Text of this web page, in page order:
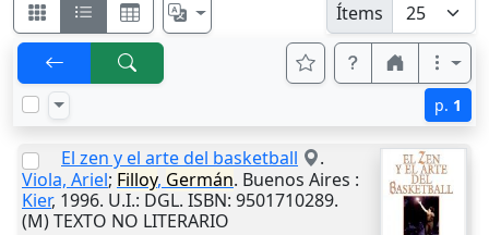
Ítems
p. 1
El zen y el arte del basketball
.
Viola, Ariel; Filloy, Germán. Buenos Aires :
Kier, 1996. U.I.: DGL. ISBN: 9501710289.
(M) TEXTO NO LITERARIO